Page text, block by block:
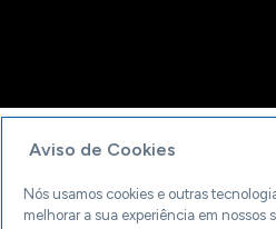
Aviso de Cookies
Nós usamos cookies e outras
melhorar a sua experiência em nossos